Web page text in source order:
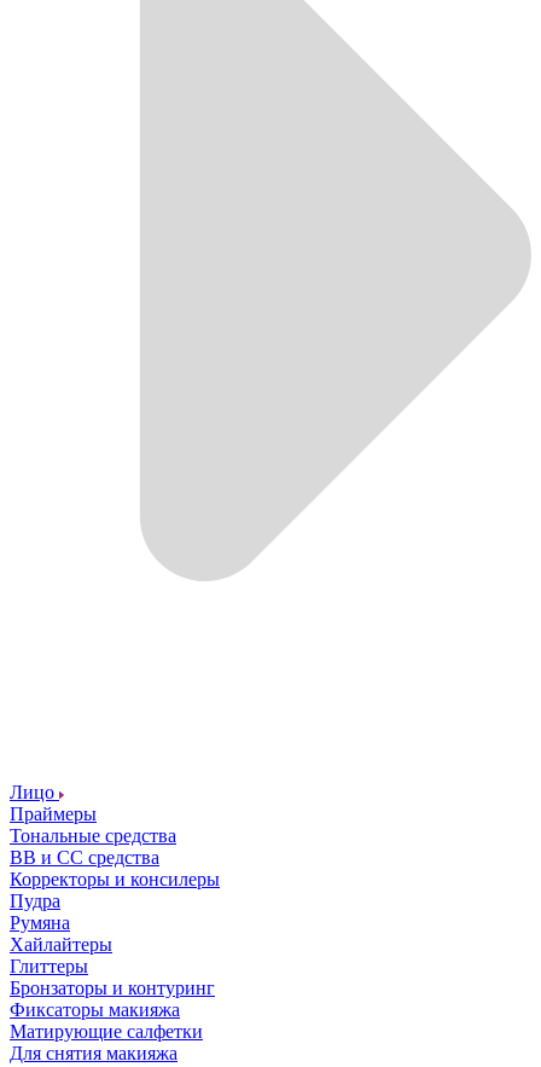
Лицо
Праймеры
Тональные средства
ВВ и СС средства
Корректоры и консилеры
Пудра
Румяна
Хайлайтеры
Глиттеры
Бронзаторы и контуринг
Фиксаторы макияжа
Матирующие салфетки
Для снятия макияжа